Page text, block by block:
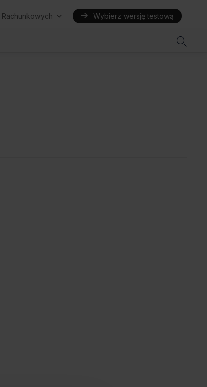
Rachunkowych Wybierz wersję testową
